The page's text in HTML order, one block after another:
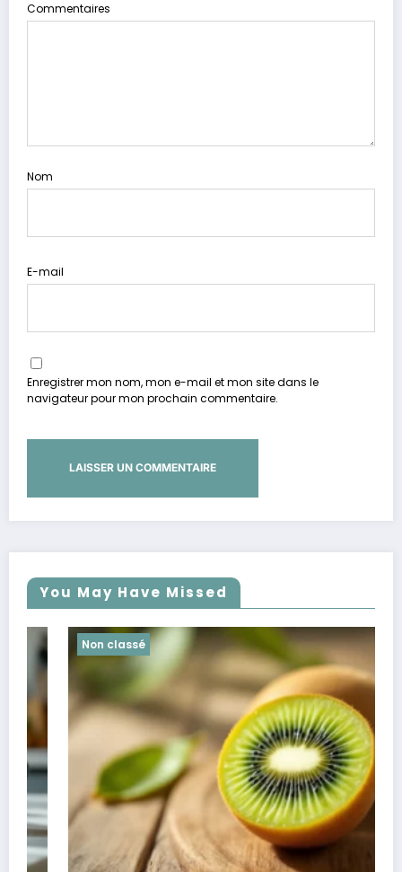
Commentaires
Nom
E-mail
Enregistrer mon nom, mon e-mail et mon site dans le
navigateur pour mon prochain commentaire.
You May Have Missed
Non classé